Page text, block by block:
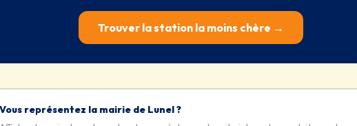
Trouver la station la moins chère →
Vous représentez la mairie de Lunel ?